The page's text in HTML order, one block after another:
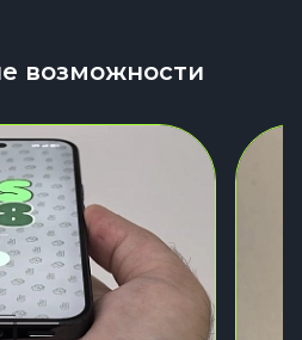
возможности